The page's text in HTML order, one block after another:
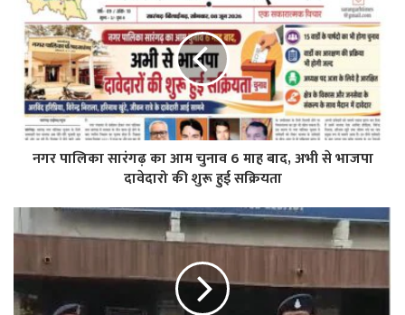
नगर पालिका सारंगढ़ का आम चुनाव 6 माह बाद, अभी से भाजपा
दावेदारो की शुरू हुई सक्रियता